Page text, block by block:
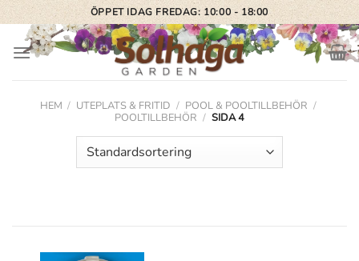
Skip
to
content
ÖPPET IDAG FREDAG: 10:00 - 18:00
HEM / UTEPLATS & FRITID / POOL & POOLTILLBEHÖR /
POOLTILLBEHÖR / SIDA 4